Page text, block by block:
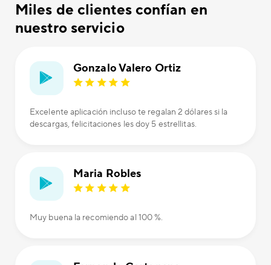
Miles de clientes confían en
nuestro servicio
Gonzalo Valero Ortiz
Excelente aplicación incluso te regalan 2 dólares si la
descargas, felicitaciones les doy 5 estrellitas.
Maria Robles
Muy buena la recomiendo al 100 %.